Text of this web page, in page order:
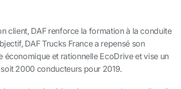
client, DAF renforce la formation à la conduite
DAF Trucks France a repensé son
et rationnelle EcoDrive et vise un
2000 conducteurs pour 2019.